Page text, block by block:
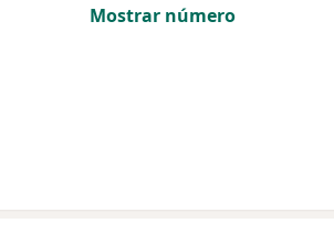
Mostrar número